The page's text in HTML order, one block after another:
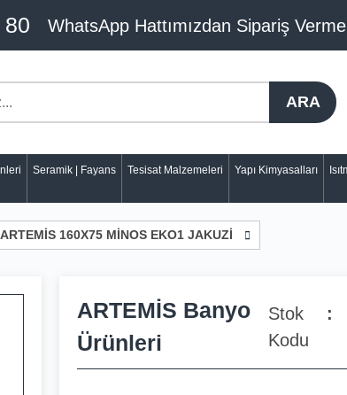
80 WhatsApp Hattımızdan Sipariş
ARA
Seramik | Fayans Tesisat Malzemeleri Yapı Kimyasalları
ARTEMİS 160X75 MİNOS EKO1 JAKUZİ
ARTEMİS Banyo
Ürünleri
Stok
Kodu